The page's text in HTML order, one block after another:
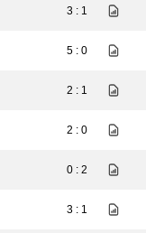
3 : 1
5 : 0
2 : 1
2 : 0
0 : 2
3 : 1